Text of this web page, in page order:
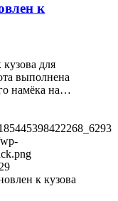
к
для
выполнена
намёка на…
к кузова